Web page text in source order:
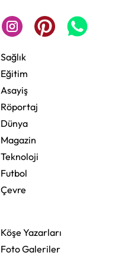
Sağlık
Eğitim
Asayiş
Röportaj
Dünya
Magazin
Teknoloji
Futbol
Çevre
Köşe Yazarları
Foto Galeriler